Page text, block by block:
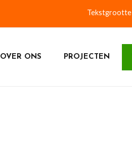
Tekstgrootte
OVER ONS PROJECTEN